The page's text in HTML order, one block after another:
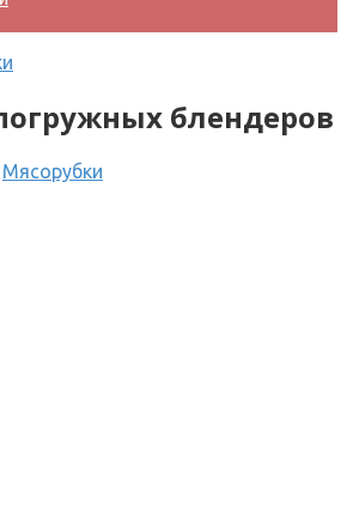
блендеров
Мясорубки